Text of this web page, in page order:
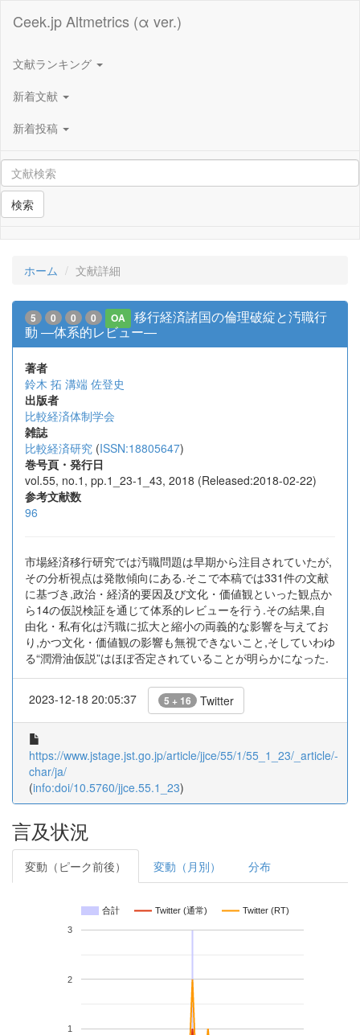
Ceek.jp Altmetrics (α ver.)
文献ランキング
新着文献
新着投稿
検索
ホーム 文献詳細
5 0 0 0 OA
移行経済諸国の倫理破綻と汚職行
動 ―体系的レビュー―
著者
鈴木 拓 溝端 佐登史
出版者
比較経済体制学会
雑誌
比較経済研究 (ISSN:18805647)
巻号頁・発行日
vol.55, no.1, pp.1_23-1_43, 2018 (Released:2018-02-22)
参考文献数
96
市場経済移行研究では汚職問題は早期から注目されていたが,
その分析視点は発散傾向にある.そこで本稿では331件の文献
に基づき,政治・経済的要因及び文化・価値観といった観点か
ら14の仮説検証を通じて体系的レビューを行う.その結果,自
由化・私有化は汚職に拡大と縮小の両義的な影響を与えてお
り,かつ文化・価値観の影響も無視できないこと,そしていわゆ
る“潤滑油仮説”はほぼ否定されていることが明らかになった.
2023-12-18 20:05:37 5 + 16 Twitter
https://www.jstage.jst.go.jp/article/jjce/55/1/55_1_23/_article/-
char/ja/
(info:doi/10.5760/jjce.55.1_23)
言及状況
変動（ピーク前後） 変動（月別） 分布
合計 Twitter (通常) Twitter (RT)
1
2
3